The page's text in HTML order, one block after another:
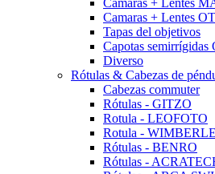
Camaras + Lentes
Camaras + Lentes
Tapas del objetivos
Capotas
Diverso
Rótulas & Cabezas de
Cabezas commuter
Rótulas - GITZO
Rotula - LEOFOTO
Rotula -
Rótulas - BENRO
Rótulas -